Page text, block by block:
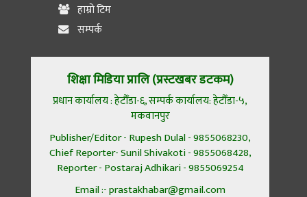
हाम्रो टिम
सम्पर्क
शिक्षा मिडिया प्रालि (प्रस्टखबर डटकम)
प्रधान कार्यालय : हेटौँडा-६, सम्पर्क कार्यालय: हेटौँडा-५,
मकवानपुर
Publisher/Editor - Rupesh Dulal - 9855068230,
Chief Reporter- Sunil Shivakoti - 9855068428,
Reporter - Postaraj Adhikari - 9855069254
Email :- prastakhabar@gmail.com